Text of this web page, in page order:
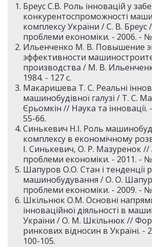
Бреус С.В. Роль інновацій у
конкурентоспроможності
комплексу України / С. В. Бреус
проблеми економіки. - 2006. -
Ильенченко М. В. Повышение
эффективности
производства / М. В.
1984. - 127 c.
Макаришева Т. С. Реальні
машинобудівної галузі / Т. С.
Єрьомкін // Наука та інновації.
55-66.
Синькевич Н.І. Роль
комплексу в економічному
І. Синькевич, О. Р. Мазуренок //
проблеми економіки. - 2011. -
Шапуров О.О. Стан і тенденції
машинобудування / О. О.
проблеми економіки. - 2009. -
Шкільнюк О.М. Основні
інноваційної діяльності в
України / О. М. Шкільнюк //
ринкових відносин в Україні. -
100-105.